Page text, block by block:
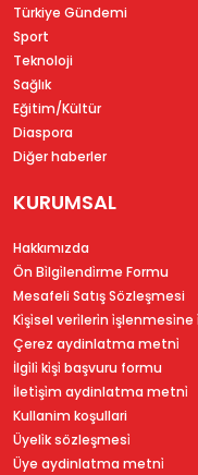
Türkiye Gündemi
Sport
Teknoloji
Sağlık
Eğitim/Kültür
Diaspora
Diğer haberler
KURUMSAL
Hakkımızda
Ön Bi̇lgi̇lendi̇rme Formu
Mesafeli Satış Sözleşmesi
Ki̇şi̇sel veri̇leri̇n
Çerez aydinlatma metni̇
İlgi̇li̇ ki̇şi̇ başvuru formu
İleti̇şi̇m aydinlatma metni̇
Kullanim koşullari
Üyeli̇k sözleşmesi̇
Üye aydinlatma metni̇